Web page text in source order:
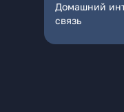
Домашний
связь